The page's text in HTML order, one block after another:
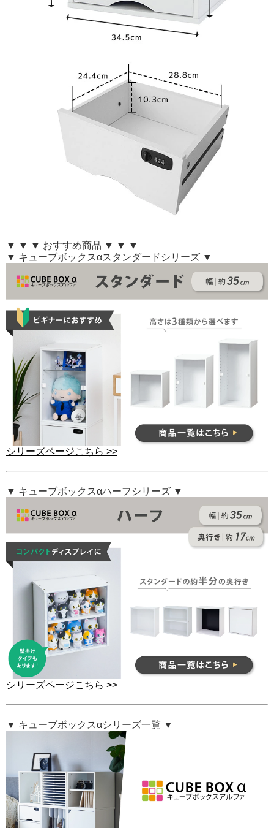
▼ ▼ ▼ おすすめ商品 ▼ ▼ ▼
▼ キューブボックスαスタンダードシリーズ ▼
シリーズページこちら >>
▼ キューブボックスαハーフシリーズ ▼
シリーズページこちら >>
▼ キューブボックスαシリーズ一覧 ▼